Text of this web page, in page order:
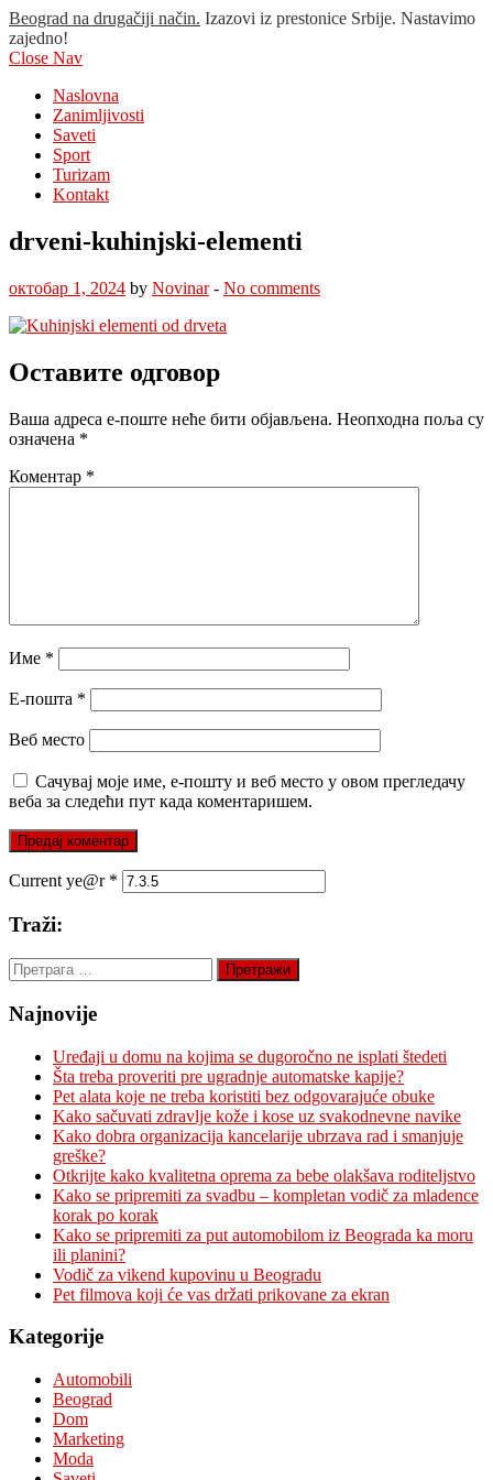
Beograd na drugačiji način. Izazovi iz prestonice Srbije. Nastavimo
zajedno!
Close Nav
Naslovna
Zanimljivosti
Saveti
Sport
Turizam
Kontakt
drveni-kuhinjski-elementi
октобар 1, 2024 by Novinar- No comments
Оставите одговор
Ваша адреса е-поште неће бити објављена. Неопходна поља су
означена *
Коментар *
Име *
Е-пошта *
Веб место
Сачувај моје име, е-пошту и веб место у овом прегледачу
веба за следећи пут када коментаришем.
Current ye@r *
Traži:
Претрага
за:
Najnovije
Uređaji u domu na kojima se dugoročno ne isplati štedeti
Šta treba proveriti pre ugradnje automatske kapije?
Pet alata koje ne treba koristiti bez odgovarajuće obuke
Kako sačuvati zdravlje kože i kose uz svakodnevne navike
Kako dobra organizacija kancelarije ubrzava rad i smanjuje
greške?
Otkrijte kako kvalitetna oprema za bebe olakšava roditeljstvo
Kako se pripremiti za svadbu – kompletan vodič za mladence
korak po korak
Kako se pripremiti za put automobilom iz Beograda ka moru
ili planini?
Vodič za vikend kupovinu u Beogradu
Pet filmova koji će vas držati prikovane za ekran
Kategorije
Automobili
Beograd
Dom
Marketing
Moda